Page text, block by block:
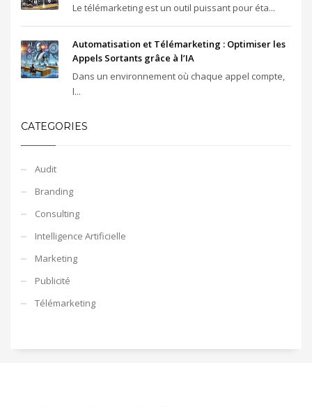
Le télémarketing est un outil puissant pour éta...
Automatisation et Télémarketing : Optimiser les
Appels Sortants grâce à l’IA
Dans un environnement où chaque appel compte,
l...
CATEGORIES
Audit
Branding
Consulting
Intelligence Artificielle
Marketing
Publicité
Télémarketing